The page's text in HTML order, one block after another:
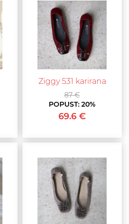
Ziggy 531 karirana
87 €
POPUST:20%
69.6 €